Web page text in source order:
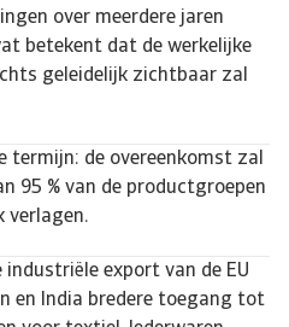
over meerdere jaren
betekent dat de werkelijke
geleidelijk zichtbaar zal
termijn: de overeenkomst zal
95 % van de productgroepen
verlagen.
industriële export van de EU
en India bredere toegang tot